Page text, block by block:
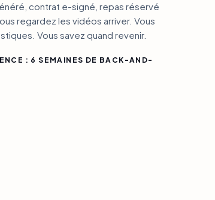
contrat e-signé, repas réservé
regardez les vidéos arriver. Vous
Vous savez quand revenir.
: 6 SEMAINES DE BACK-AND-